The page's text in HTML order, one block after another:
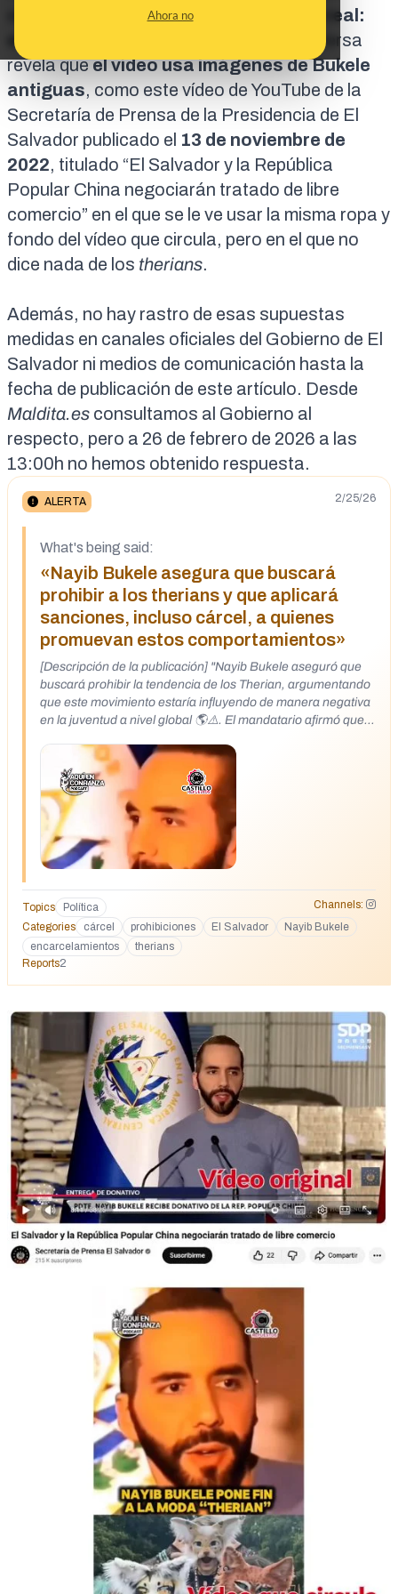
Ahora no
especial” para encerrarlos en ella
no es real:
está manipulado
. Una búsqueda en inversa
revela queel vídeo usa imágenes de Bukele
antiguas, como este vídeo de YouTube de la
Secretaría de Prensa de la Presidencia de El
Salvador publicado el 13 de noviembre de
2022, titulado “El Salvador y la República
Popular China negociarán tratado de libre
comercio” en el que se le ve usar la misma ropa y
fondo del vídeo que circula, pero en el que no
dice nada de los therians.
Además, no hay rastro de esas supuestas
medidas en canales oficiales del Gobierno de El
Salvador ni medios de comunicación hasta la
fecha de publicación de este artículo. Desde
Maldita.es consultamos al Gobierno al
respecto, pero a 26 de febrero de 2026 a las
13:00h no hemos obtenido respuesta.
ALERTA 2/25/26
What's being said:
«Nayib Bukele asegura que buscará
prohibir a los therians y que aplicará
sanciones, incluso cárcel, a quienes
promuevan estos comportamientos»
[Descripción de la publicación] "Nayib Bukele aseguró que
buscará prohibir la tendencia de los Therian, argumentando
que este movimiento estaría influyendo de manera negativa
en la juventud a nivel global 🌎⚠️. El mandatario afirmó que
podrían aplicarse sanciones, incluyendo cárcel, a quienes
promuevan este tipo de comportamientos 🚨."
https://www.instagram.com/reel/DVFEbSFjsuO/?
igsh=ZndtenRraXByZDdh
Topics Política
Channels:
Categories
cárcel prohibiciones El Salvador
Nayib Bukele
encarcelamientos
therians
Reports2